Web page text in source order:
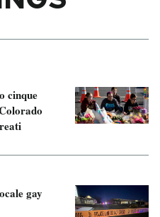
Libri
Ok Boomer!
Mondiali calcio 2026
cinque
gay